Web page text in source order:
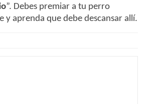
”. Debes premiar a tu perro
y aprenda que debe descansar allí.